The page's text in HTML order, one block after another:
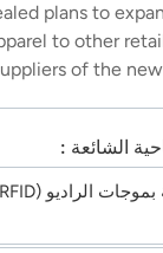
แ
plans to
to other
of the
merchandise
- Kitchen &
& Shower,
Wireless Light
الشائعة :